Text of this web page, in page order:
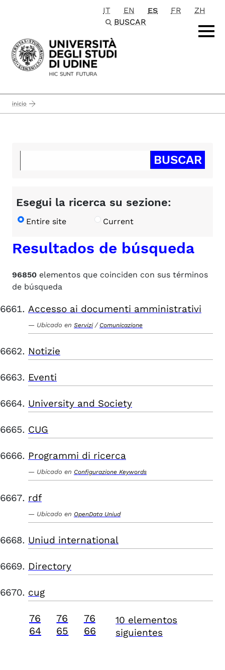
Passa al contenuto principale
IT EN ES FR
ZH
BUSCAR
inicio
Esegui la ricerca su sezione:
Entire site Current
Resultados de búsqueda
96850 elementos que coinciden con sus términos
de búsqueda
Accesso ai documenti amministrativi
Ubicado en Servizi / Comunicazione
Notizie
Eventi
University and Society
CUG
Programmi di ricerca
Ubicado en Configurazione Keywords
rdf
Ubicado en OpenData Uniud
Uniud international
Directory
cug
76
64
76
65
76
66
10 elementos
siguientes